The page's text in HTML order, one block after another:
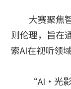
大赛聚焦智
则伦理，旨在
索AI在视听领
“AI·光影